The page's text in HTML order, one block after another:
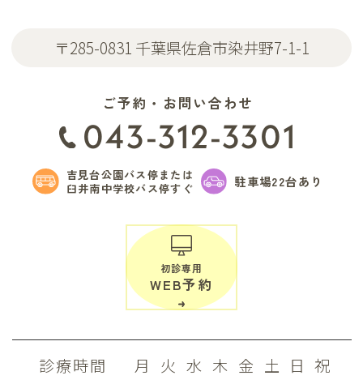
〒285-0831 千葉県佐倉市染井野7-1-1
ご予約・お問い合わせ
043-312-3301
吉見台公園バス停または
臼井南中学校バス停すぐ
駐車場22台あり
初診専用
WEB予約
診療時間 月 火 水 木 金 土 日 祝